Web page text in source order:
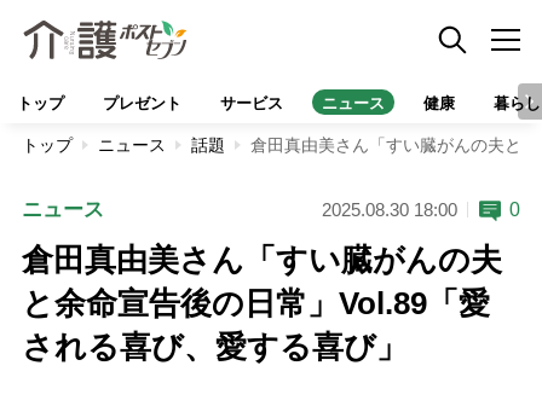
トップ プレゼント サービス ニュース 健康 暮らし
トップ ニュース 話題 倉田真由美さん「すい臓がんの夫と
ニュース 2025.08.30 18:00 0
倉田真由美さん「すい臓がんの夫
と余命宣告後の日常」Vol.89「愛
される喜び、愛する喜び」